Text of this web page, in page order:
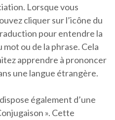
Lorsque vous
cliquer sur l’icône du
pour entendre la
ou de la phrase. Cela
apprendre à prononcer
une langue étrangère.
également d’une
». Cette